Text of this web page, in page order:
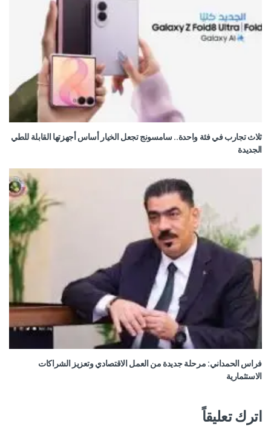
ثلاث تجارب في فئة واحدة.. سامسونج تجعل الخيار أساس أجهزتها القابلة للطي
الجديدة
فراس الحمداني: مرحلة جديدة من العمل الاقتصادي وتعزيز الشراكات
الاستثمارية
اترك تعليقاً